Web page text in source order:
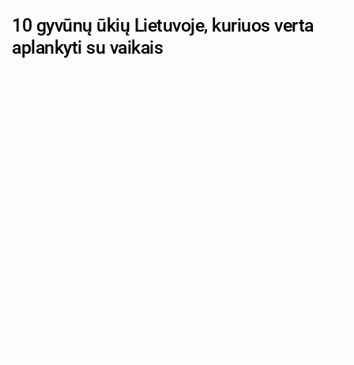
10 gyvūnų ūkių Lietuvoje, kuriuos verta
aplankyti su vaikais